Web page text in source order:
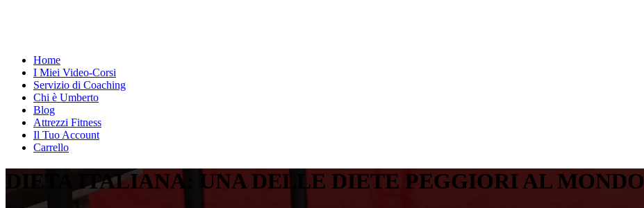
Home
I Miei Video-Corsi
Servizio di Coaching
Chi è Umberto
Blog
Attrezzi Fitness
Il Tuo Account
Carrello
DIETA ITALIANA: UNA DELLE DIETE PEGGIORI AL MONDO